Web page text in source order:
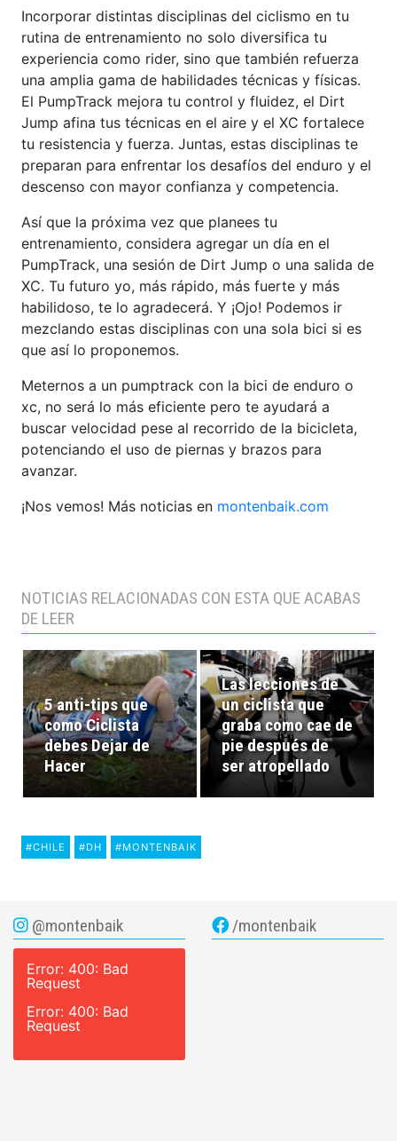
Incorporar distintas disciplinas del ciclismo en tu
rutina de entrenamiento no solo diversifica tu
experiencia como rider, sino que también refuerza
una amplia gama de habilidades técnicas y físicas.
El PumpTrack mejora tu control y fluidez, el Dirt
Jump afina tus técnicas en el aire y el XC fortalece
tu resistencia y fuerza. Juntas, estas disciplinas te
preparan para enfrentar los desafíos del enduro y el
descenso con mayor confianza y competencia.
Así que la próxima vez que planees tu
entrenamiento, considera agregar un día en el
PumpTrack, una sesión de Dirt Jump o una salida de
XC. Tu futuro yo, más rápido, más fuerte y más
habilidoso, te lo agradecerá. Y ¡Ojo! Podemos ir
mezclando estas disciplinas con una sola bici si es
que así lo proponemos.
Meternos a un pumptrack con la bici de enduro o
xc, no será lo más eficiente pero te ayudará a
buscar velocidad pese al recorrido de la bicicleta,
potenciando el uso de piernas y brazos para
avanzar.
¡Nos vemos! Más noticias en montenbaik.com
NOTICIAS RELACIONADAS CON ESTA QUE ACABAS
DE LEER
5 anti-tips que
como Ciclista
debes Dejar de
Hacer
Las lecciones de
un ciclista que
graba como cae de
pie después de
ser atropellado
#CHILE #DH #MONTENBAIK
@montenbaik
Error: 400: Bad
Request
Error: 400: Bad
Request
/montenbaik